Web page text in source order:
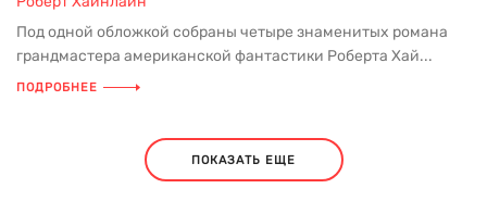
Под одной обложкой собраны четыре знаменитых романа
грандмастера американской фантастики Роберта Хай...
ПОДРОБНЕЕ
ПОКАЗАТЬ ЕЩЕ